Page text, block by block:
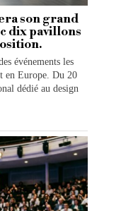
son grand
dix pavillons
événements les
en Europe. Du 20
dédié au design